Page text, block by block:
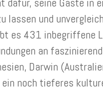
lassen und
es 431 inbegriffene
an
Darwin
noch tieferes